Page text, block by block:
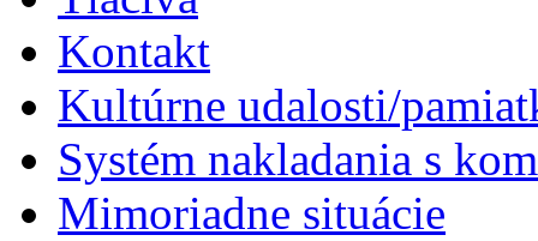
Kontakt
Kultúrne udalosti/
Systém nakladania s
Mimoriadne situácie